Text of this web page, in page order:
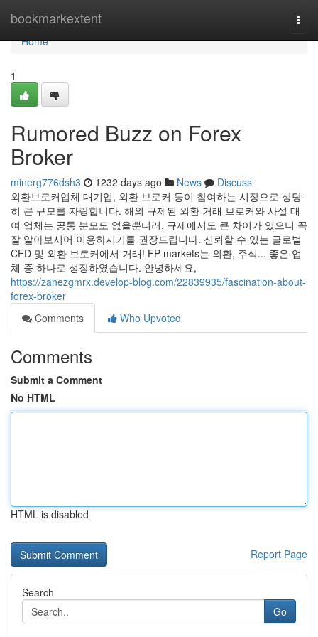
bookmarkextent
Home
Home
1
Rumored Buzz on Forex
Broker
minerg776dsh3 1232 days ago News
Discuss
외환브로커업체 대기업, 외환 브로커 등이 참여하는 시장으로 상당
히 큰 규모를 자랑합니다. 해외 규제된 외환 거래 브로커와 사설 대
여 업체는 공통 분모도 없을뿐더러, 규제에서도 큰 차이가 있으니 꼭
잘 알아보시어 이용하시기를 권장드립니다. 신뢰할 수 있는 글로벌
CFD 및 외환 브로커에서 거래! FP markets는 외환, 주식... 좋은 업
체 중 하나로 성장하였습니다. 안녕하세요,
https://zanezgmrx.develop-blog.com/22839935/fascination-about-
forex-broker
Comments
Who Upvoted
Comments
Submit a Comment
No HTML
HTML is disabled
Report Page
Search
Go